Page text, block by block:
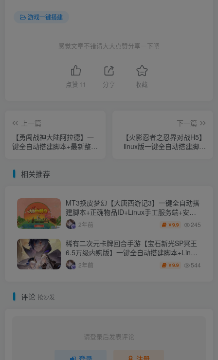
游戏一键搭建
感觉文章不错请大大点赞分享一下吧
点赞 11 分享 收藏
上一篇
【勇闯战神大陆阿拉德】一
键全自动搭建脚本+最新整理
台+详细搭建教程
下一篇
【火影忍者之忍界对战H5】
linux版一键全自动搭建脚本
相关推荐
MT3换皮梦幻【大唐西游记3】一键全自动搭
建脚本+正确物品ID+Linux手工服务端+安卓
苹果双端+GM后台+详细搭建教程+全套源码
+攻略
2年前 ￥9.9 245
稀有二次元卡牌回合手游【宝石新光SP冥王
6.5万级内购版】一键全自动搭建脚本+Linux
手工服务端+多区跨服+自定义英雄+自定义符
文+GM授权后台+安卓+详细搭建教程
2年前 ￥9.9 544
评论 抢沙发
请登录后发表评论